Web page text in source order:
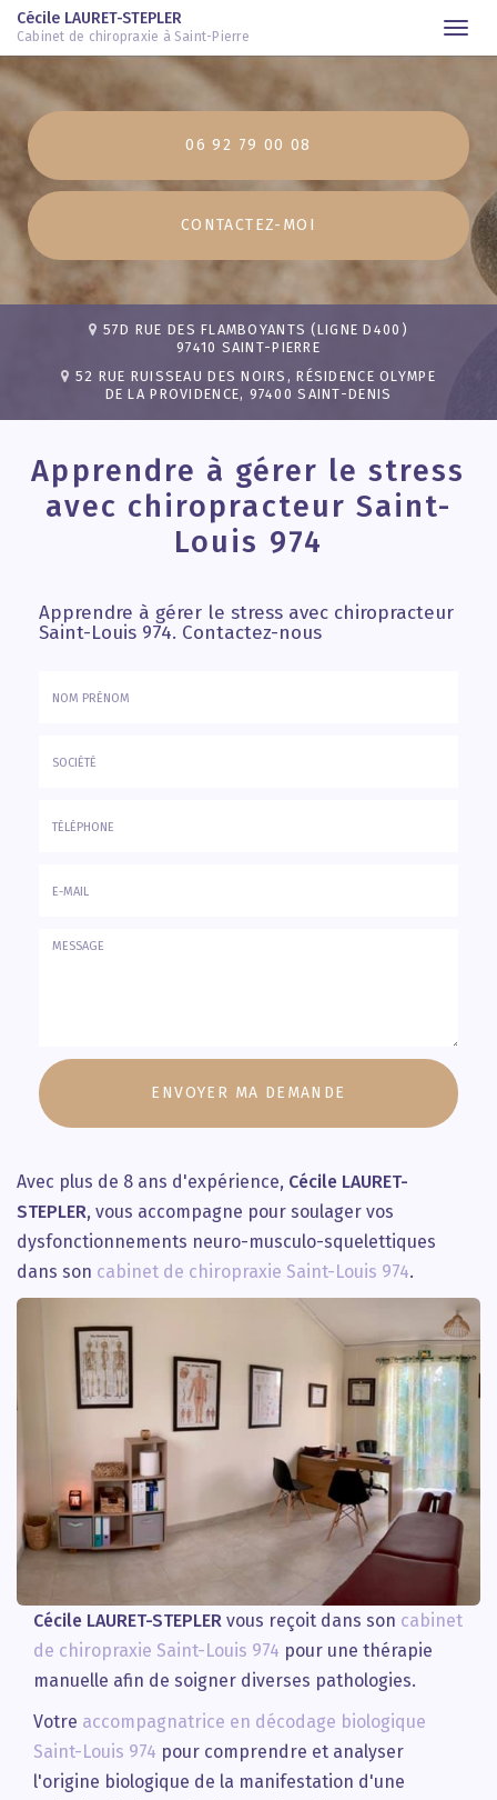
Aller
contenu
principal
Cécile LAURET-STEPLER
Cabinet de chiropraxie à Saint-Pierre
06 92 79 00 08
CONTACTEZ- MOI
57D RUE DES FLAMBOYANTS (LIGNE D400)
97410 SAINT-PIERRE
52 RUE RUISSEAU DES NOIRS, RÉSIDENCE OLYMPE
DE LA PROVIDENCE, 97400 SAINT-DENIS
Apprendre à gérer le stress
avec chiropracteur Saint-
Louis 974
Apprendre à gérer le stress avec chiropracteur
Saint-Louis 974. Contactez-nous
Message
:
ENVOYER MA DEMANDE
Avec plus de 8 ans d'expérience, Cécile LAURET-
STEPLER, vous accompagne pour soulager vos
dysfonctionnements neuro-musculo-squelettiques
dans son cabinet de chiropraxie Saint-Louis 974.
Cécile LAURET-STEPLER vous reçoit dans son cabinet
de chiropraxie Saint-Louis 974 pour une thérapie
manuelle afin de soigner diverses pathologies.
Votre accompagnatrice en décodage biologique
Saint-Louis 974 pour comprendre et analyser
l'origine biologique de la manifestation d'une